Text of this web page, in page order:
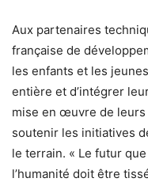
Aux partenaires
française de
les enfants et les
entière et d’intégrer
mise en œuvre de
soutenir les initiatives
le terrain. « Le futur
l’humanité doit être